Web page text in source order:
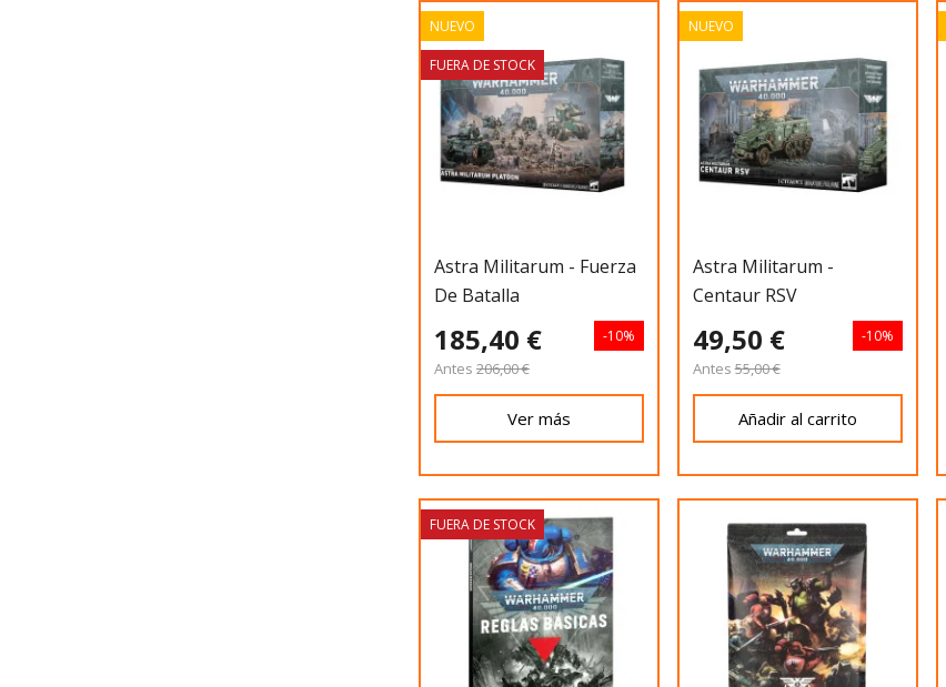
Astra Militarum - Fuerza
De Batalla
185,40 €
Antes 206,00 €
-10%
Ver más
NUEVO
FUERA DE STOCK
Astra Militarum -
Centaur RSV
49,50 €
Antes 55,00 €
-10%
Añadir al carrito
NUEVO
FUERA DE STOCK